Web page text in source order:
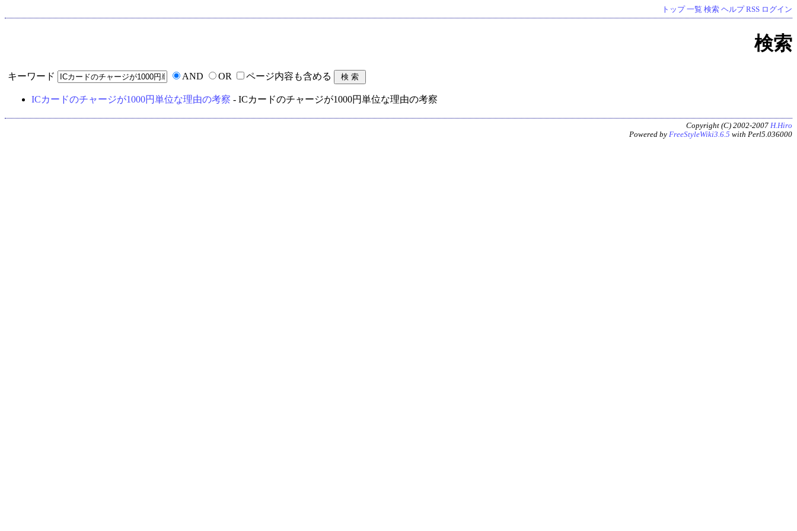
トップ 一覧 検索 ヘルプ RSS ログイン
検索
キーワード AND OR ページ内容も含める
ICカードのチャージが1000円単位な理由の考察 - ICカードのチャージが1000円単位な理由の考察
Copyright (C) 2002-2007 H.Hiro
Powered by FreeStyleWiki3.6.5 with Perl5.036000